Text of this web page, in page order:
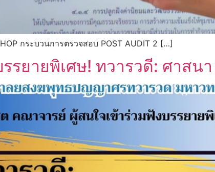
กระบวนการตรวจสอบ POST AUDIT 2 […]
รยายพิเศษ! ทวารวดี: ศาสน